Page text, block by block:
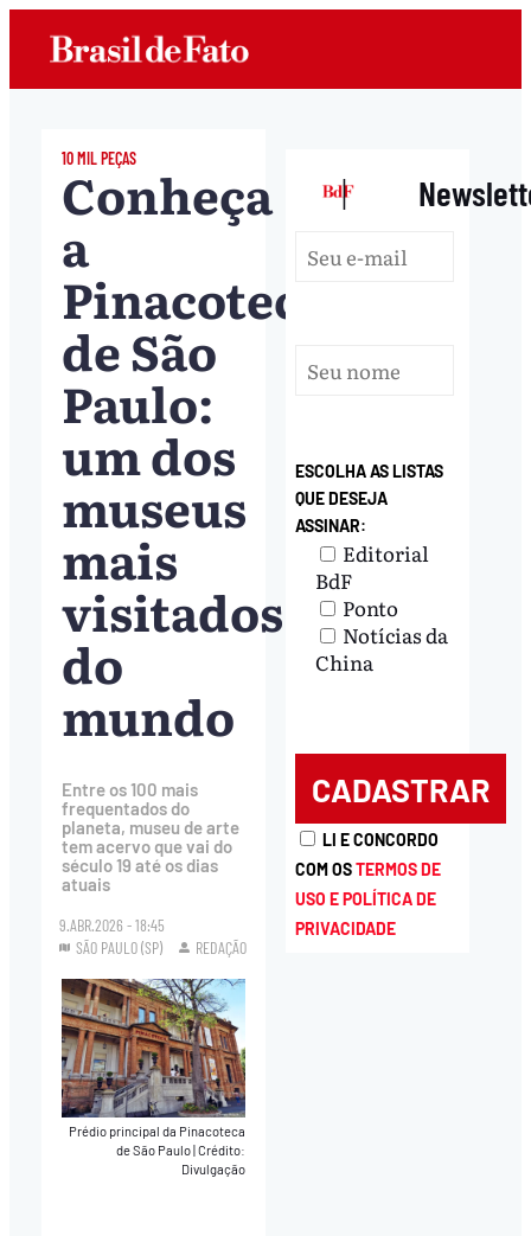
10 MIL PEÇAS
Conheça
a
Pinacoteca
de São
Paulo:
um dos
museus
mais
visitados
do
mundo
Entre os 100 mais
frequentados do
planeta, museu de arte
tem acervo que vai do
século 19 até os dias
atuais
9.ABR.2026 - 18:45
SÃO PAULO (SP)
REDAÇÃO
Prédio principal da Pinacoteca
de São Paulo|Crédito:
Divulgação
|
ESCOLHA AS LISTAS
QUE DESEJA
ASSINAR:
Editorial
BdF
Ponto
Notícias da
China
LI E CONCORDO
COM OSTERMOS DE
USO E POLÍTICA DE
PRIVACIDADE